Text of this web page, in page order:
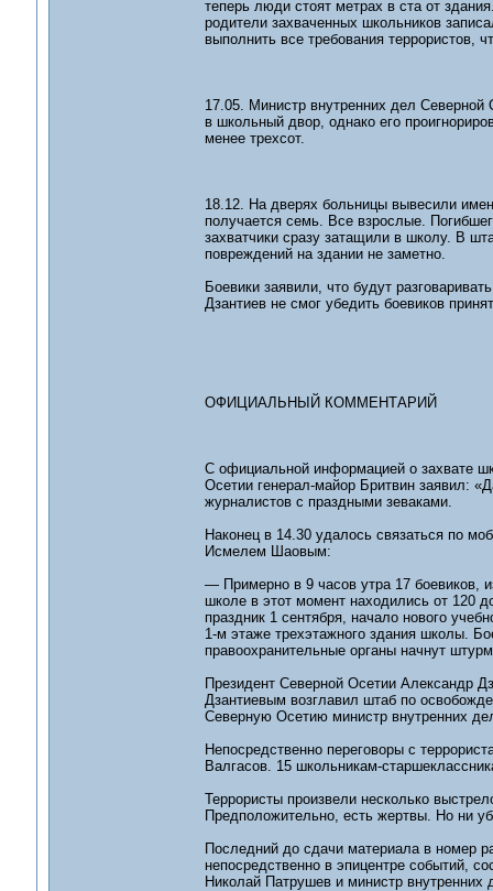
теперь люди стоят метрах в ста от
родители захваченных школьников
выполнить все требования террористов,
17.05. Министр внутренних дел Северной
в школьный двор, однако его
менее трехсот.
18.12. На дверях больницы вывесили
получается семь. Все взрослые.
захватчики сразу затащили в школу. В
повреждений на здании не заметно.
Боевики заявили, что будут
Дзантиев не смог убедить боевиков
ОФИЦИАЛЬНЫЙ КОММЕНТАРИЙ
С официальной информацией о захвате
Осетии генерал-майор Бритвин заявил:
журналистов с праздными зеваками.
Наконец в 14.30 удалось связаться по
Исмелем Шаовым:
— Примерно в 9 часов утра 17 боевиков,
школе в этот момент находились от 120
праздник 1 сентября, начало нового
1-м этаже трехэтажного здания школы.
правоохранительные органы начнут
Президент Северной Осетии Александр
Дзантиевым возглавил штаб по
Северную Осетию министр внутренних
Непосредственно переговоры с
Валгасов. 15 школьникам-
Террористы произвели несколько
Предположительно, есть жертвы. Но ни
Последний до сдачи материала в номер
непосредственно в эпицентре событий,
Николай Патрушев и министр